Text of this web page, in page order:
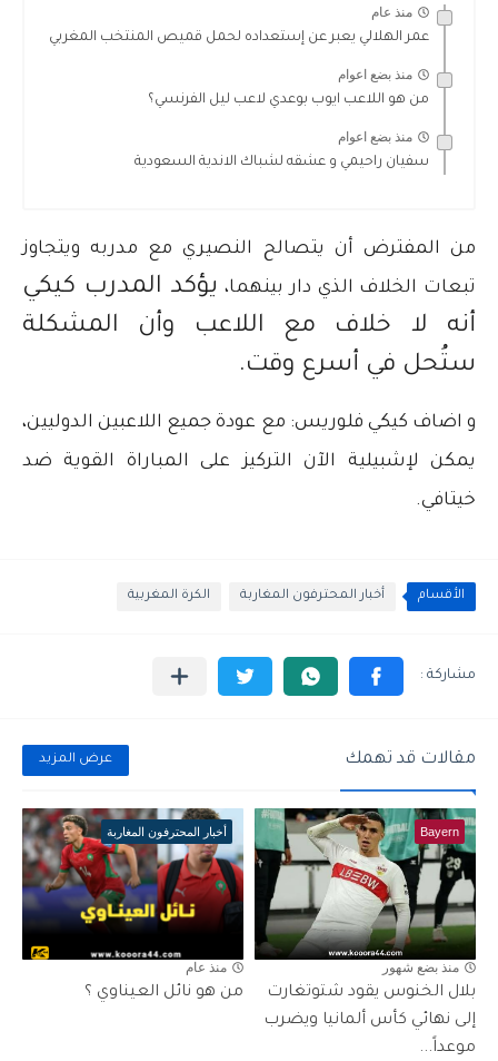
منذ عام
عمر الهلالي يعبر عن إستعداده لحمل قميص المنتخب المغربي
منذ بضع اعوام
من هو اللاعب ايوب بوعدي لاعب ليل الفرنسي؟
منذ بضع اعوام
سفيان راحيمي و عشقه لشباك الاندية السعودية
من المفترض أن يتصالح النصيري مع مدربه ويتجاوز
تبعات الخلاف الذي دار بينهما، يؤكد المدرب كيكي
أنه لا خلاف مع اللاعب وأن المشكلة
ستُحل في أسرع وقت.
و اضاف كيكي فلوريس: مع عودة جميع اللاعبين الدوليين،
يمكن لإشبيلية الآن التركيز على المباراة القوية ضد
خيتافي.
الأقسام أخبار المحترفون المغاربة الكرة المغربية
مقالات قد تهمك عرض المزيد
Bayern
منذ بضع شهور
بلال الخنوس يقود شتوتغارت
إلى نهائي كأس ألمانيا ويضرب
موعداً...
أخبار المحترفون المغاربة
منذ عام
من هو نائل العيناوي ؟